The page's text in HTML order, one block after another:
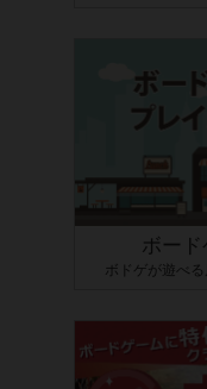
ボー
ボドゲが遊べ